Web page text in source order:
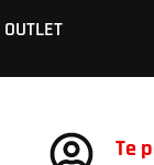
OUTLET
Te